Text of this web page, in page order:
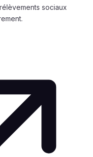
sociaux